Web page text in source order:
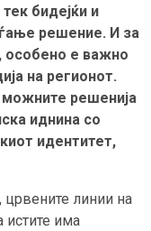
бидејќи и
решение. И за
особено е важно
на регионот.
решенија
иднина со
идентитет,
линии на
истите има